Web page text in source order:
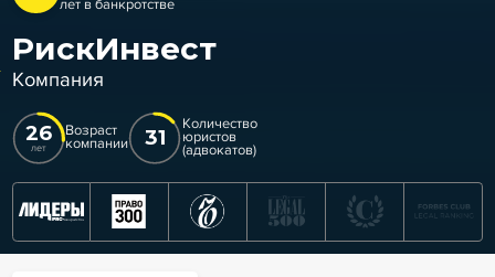
лет в банкротстве
РискИнвест
Компания
26
лет
Возраст
компании 31
Количество
юристов
(адвокатов)